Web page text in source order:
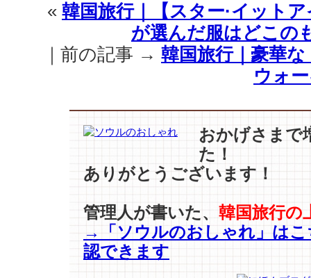
« 韓国旅行｜【スター·イット
が選んだ服はどこの
｜前の記事 → 韓国旅行｜豪華
ウォ
おかげさまで
た！
ありがとうございます！
管理人が書いた、 韓国旅行の
→「ソウルのおしゃれ」はこ
認できます